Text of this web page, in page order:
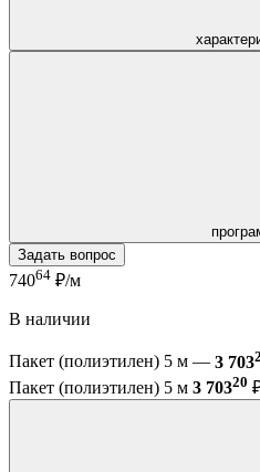
Задать вопрос
74064 ₽/м
В наличии
Пакет (полиэтилен) 5 м — 3 703
Пакет (полиэтилен) 5 м 3 70320